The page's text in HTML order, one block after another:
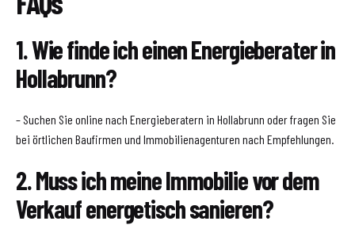
1. Wie finde ich einen Energieberater in
Hollabrunn?
– Suchen Sie online nach Energieberatern in Hollabrunn oder fragen Sie
bei örtlichen Baufirmen und Immobilienagenturen nach Empfehlungen.
2. Muss ich meine Immobilie vor dem
Verkauf energetisch sanieren?